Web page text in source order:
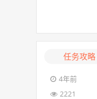
任务攻略
4年前
2221